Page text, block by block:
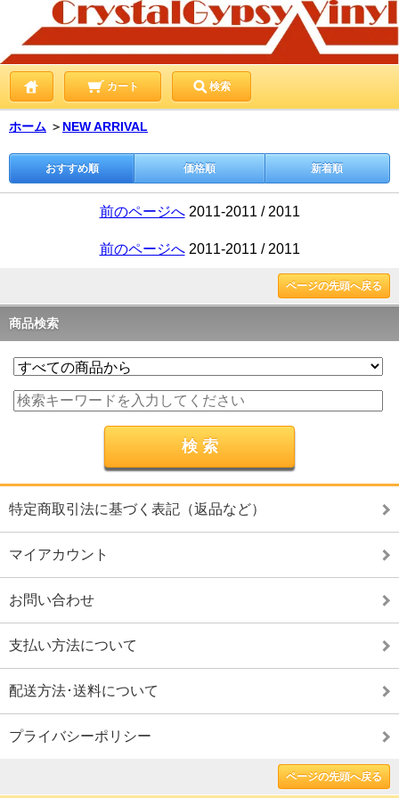
カート 検索
ホーム ＞ NEW ARRIVAL
おすすめ順 価格順 新着順
前のページへ2011-2011 / 2011
前のページへ2011-2011 / 2011
ページの先頭へ戻る
商品検索
特定商取引法に基づく表記（返品など）
マイアカウント
お問い合わせ
支払い方法について
配送方法･送料について
プライバシーポリシー
ページの先頭へ戻る